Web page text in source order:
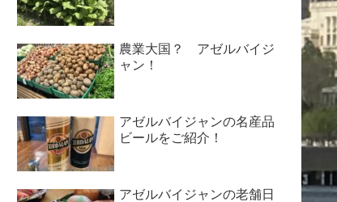
農業大国？ アゼルバイジ
ャン！
アゼルバイジャンの名産品
ビールをご紹介！
アゼルバイジャンの老舗日